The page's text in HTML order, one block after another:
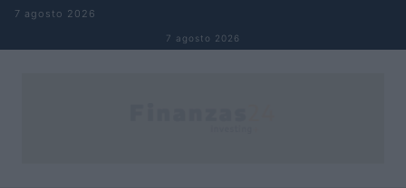
Saltar al contenido
7 agosto 2026
7 agosto 2026